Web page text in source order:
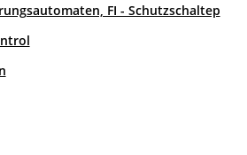
FI - Schutzschaltep